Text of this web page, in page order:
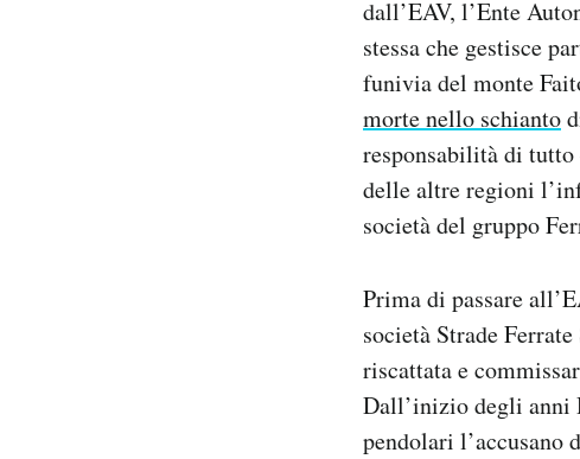
dall’EAV, l’Ente
stessa che gestisce
funivia del monte
morte nello schianto
responsabilità di
delle altre regioni
società del gruppo
Prima di passare
società Strade
riscattata e
Dall’inizio degli anni
pendolari l’accusano